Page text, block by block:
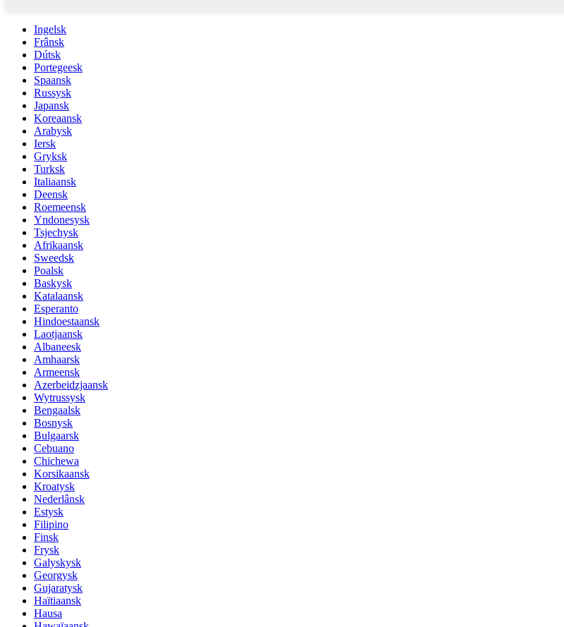
Ingelsk
Frânsk
Dútsk
Portegeesk
Spaansk
Russysk
Japansk
Koreaansk
Arabysk
Iersk
Gryksk
Turksk
Italiaansk
Deensk
Roemeensk
Yndonesysk
Tsjechysk
Afrikaansk
Sweedsk
Poalsk
Baskysk
Katalaansk
Esperanto
Hindoestaansk
Laotjaansk
Albaneesk
Amhaarsk
Armeensk
Azerbeidzjaansk
Wytrussysk
Bengaalsk
Bosnysk
Bulgaarsk
Cebuano
Chichewa
Korsikaansk
Kroatysk
Nederlânsk
Estysk
Filipino
Finsk
Frysk
Galyskysk
Georgysk
Gujaratysk
Haïtiaansk
Hausa